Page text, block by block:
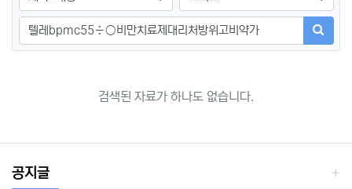
검색어
검색하
검색된 자료가 하나도 없습니다.
공지글